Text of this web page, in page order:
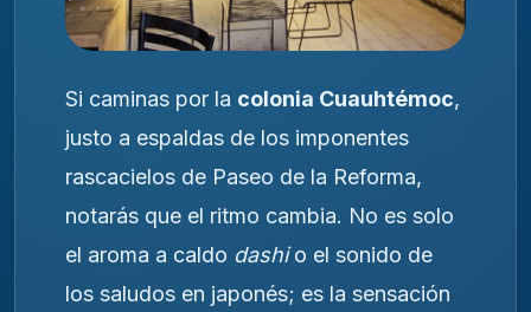
Si caminas por la colonia Cuauhtémoc,
justo a espaldas de los imponentes
rascacielos de Paseo de la Reforma,
notarás que el ritmo cambia. No es solo
el aroma a caldo dashio el sonido de
los saludos en japonés; es la sensación